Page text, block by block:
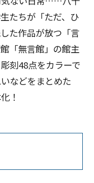
たちが「ただ、ひ
た作品が放つ「言
「無言館」の館主
刻48点をカラーで
などをまとめた
！